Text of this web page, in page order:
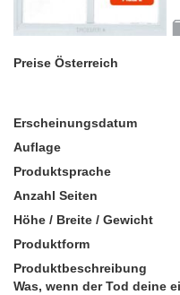
Preise Österreich
Erscheinungsdatum
Auflage
Produktsprache
Anzahl Seiten
Höhe / Breite / Gewicht
Produktform
Produktbeschreibung
Was, wenn der Tod deine